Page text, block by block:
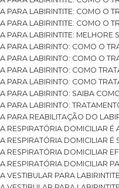
PARA LABIRINTITE: COMO O
PARA LABIRINTITE: COMO O
PARA LABIRINTITE: MELHORE
PARA LABIRINTO: COMO O
PARA LABIRINTO: COMO O
PARA LABIRINTO: COMO
PARA LABIRINTO: COMO
PARA LABIRINTO: SAIBA
PARA LABIRINTO:
PARA REABILITAÇÃO DO
RESPIRATÓRIA DOMICILIAR
RESPIRATÓRIA DOMICILIAR
RESPIRATÓRIA DOMICILIAR
RESPIRATÓRIA DOMICILIAR
VESTIBULAR PARA